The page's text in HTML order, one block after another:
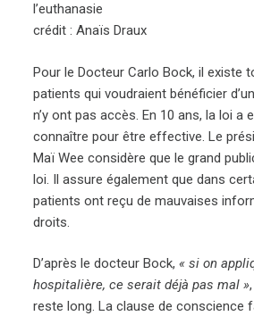
l’euthanasie
crédit : Anaïs Draux
Pour le Docteur Carlo Bock, il existe
patients qui voudraient bénéficier
n’y ont pas accès. En 10 ans, la loi a
connaître pour être effective. Le
Maï Wee considère que le grand
loi. Il assure également que dans
patients ont reçu de mauvaises
droits.
D’après le docteur Bock,« si on
hospitalière, ce serait déjà pas mal »
reste long. La clause de conscience